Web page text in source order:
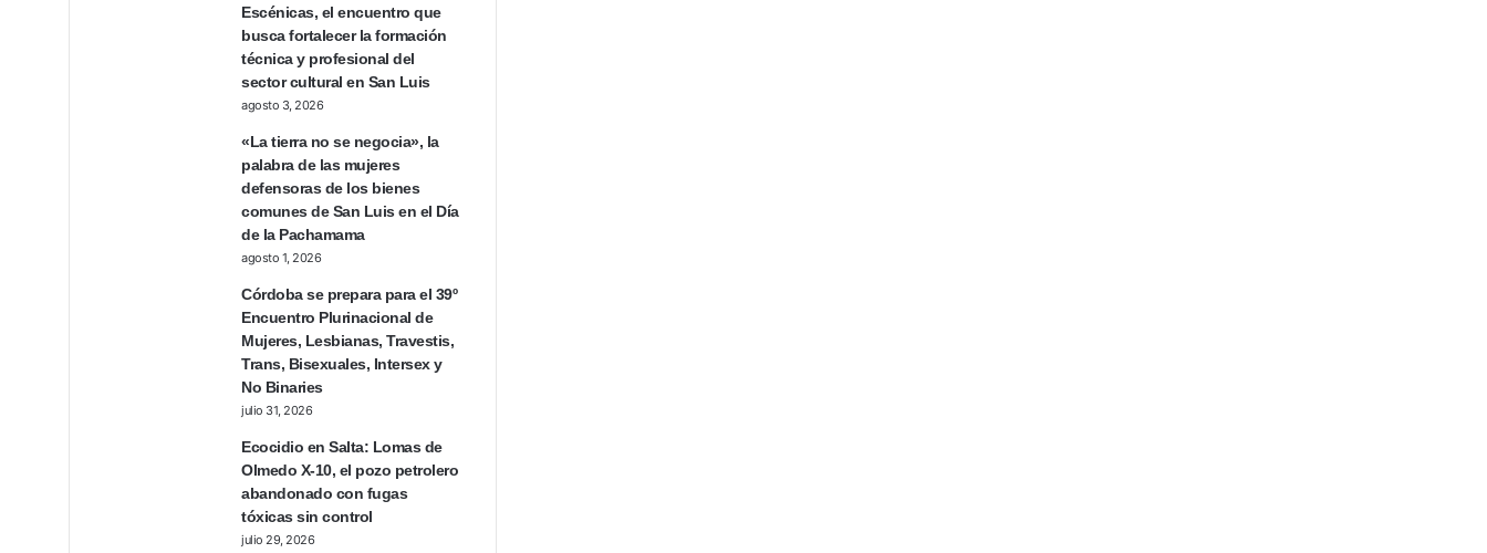
Escénicas, el encuentro que
busca fortalecer la formación
técnica y profesional del
sector cultural en San Luis
agosto 3, 2026
«La tierra no se negocia», la
palabra de las mujeres
defensoras de los bienes
comunes de San Luis en el Día
de la Pachamama
agosto 1, 2026
Córdoba se prepara para el 39º
Encuentro Plurinacional de
Mujeres, Lesbianas, Travestis,
Trans, Bisexuales, Intersex y
No Binaries
julio 31, 2026
Ecocidio en Salta: Lomas de
Olmedo X-10, el pozo petrolero
abandonado con fugas
tóxicas sin control
julio 29, 2026